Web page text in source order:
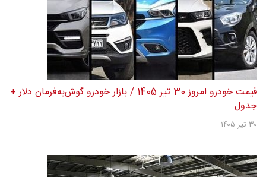
قیمت خودرو امروز 30 تیر 1405 / بازار خودرو گوش‌به‌فرمان دلار +
جدول
۳۰ تیر ۱۴۰۵